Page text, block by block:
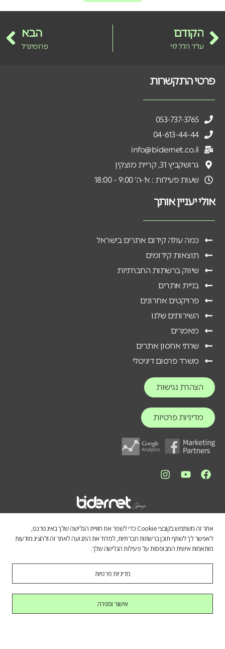
הקודם
עו"ד הלל לוי
הבא
פרומינרל
פרטי התקשרות
053-737-3765
04-613-44-44
info@bidernet.co.il
גרושקביץ 31, קריית מוצקין
שעות פעילות : א'-ה' 9:00 - 18:00
אולי יעניין אותך
כמה עולה קידום אתרים בישראל
תוצאות קידומים
שיווק ברשתות החברתיות
בניית אתרים
פרויקטים אחרונים
השירותים שלנו
מאמרים
שרתי אחסון אתרים
משרד פרסום דיגיטלי
הצהרת נגישות
מדיניות פרטיות
התכנים באתר נועדו לספק מידע כללי לציבור הרחב. אין לראות בהם תחליף
במידע הינו על אחריות המשתמש בלבד.
אתר זה משתמש בקובצי Cookie כדי לשפר את חוויית הגלישה שלך באינטרנט,
לאפשר לך לשתף תוכן ברשתות חברתיות, למדוד את התנועה לאתר זה ולהציג מודעות
מותאמות אישית המבוססות על פעילות הגלישה שלך.
מדיניות פרטיות
אישור וסגירה